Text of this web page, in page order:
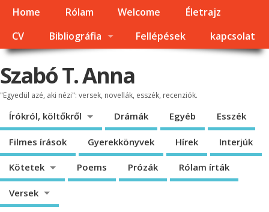
Home Rólam Welcome
Életrajz
CV
Bibliográfia Fellépések kapcsolat
Szabó T. Anna
"Egyedül azé, aki nézi": versek, novellák, esszék, recenziók.
Írókról, költőkről Drámák Egyéb Esszék
Filmes írások Gyerekkönyvek Hírek Interjúk
Kötetek Poems Prózák Rólam írták
Versek